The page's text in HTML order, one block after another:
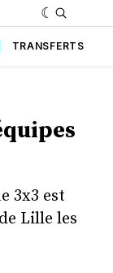
TRANSFERTS
3x3 est
Lille les